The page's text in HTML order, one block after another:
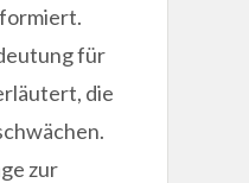
für
die
zur